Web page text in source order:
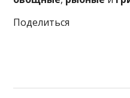
Поделиться